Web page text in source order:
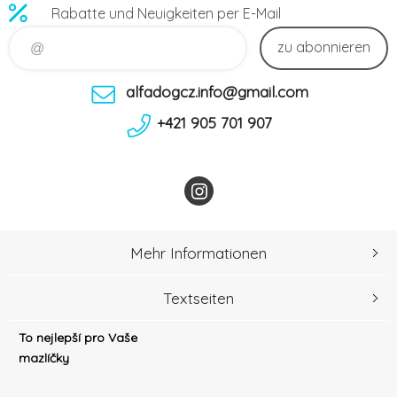
Rabatte und Neuigkeiten per E-Mail
zu abonnieren
alfadogcz.info@gmail.com
+421 905 701 907
To nejlepší pro Vaše
mazlíčky
Mehr Informationen
Textseiten